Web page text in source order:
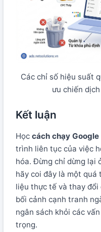
Các chỉ số hiệu suất
ưu chiến
Kết luận
Học cách chạy Google
trình liên tục của việc
hóa. Đừng chỉ dừng lại
hãy coi đây là một
liệu thực tế và thay
bối cảnh cạnh tranh
ngân sách khỏi các
trọng.